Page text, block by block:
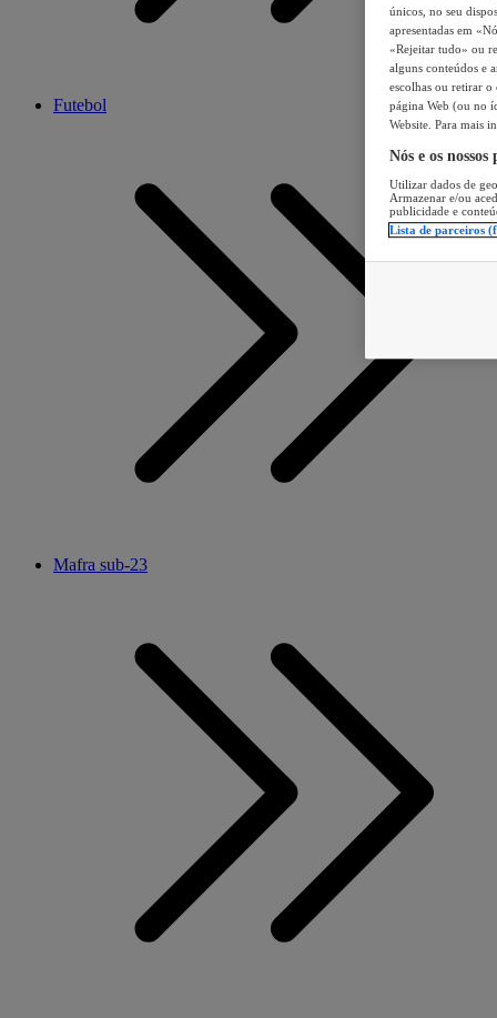
Futebol
Mafra sub-23
únicos, no seu
apresentadas em
«Rejeitar tudo» ou
alguns conteúdos e
escolhas ou retirar
página Web (ou no
Website. Para mais
Nós e os
Utilizar dados de
Armazenar e/ou
publicidade e
Lista de parceiros